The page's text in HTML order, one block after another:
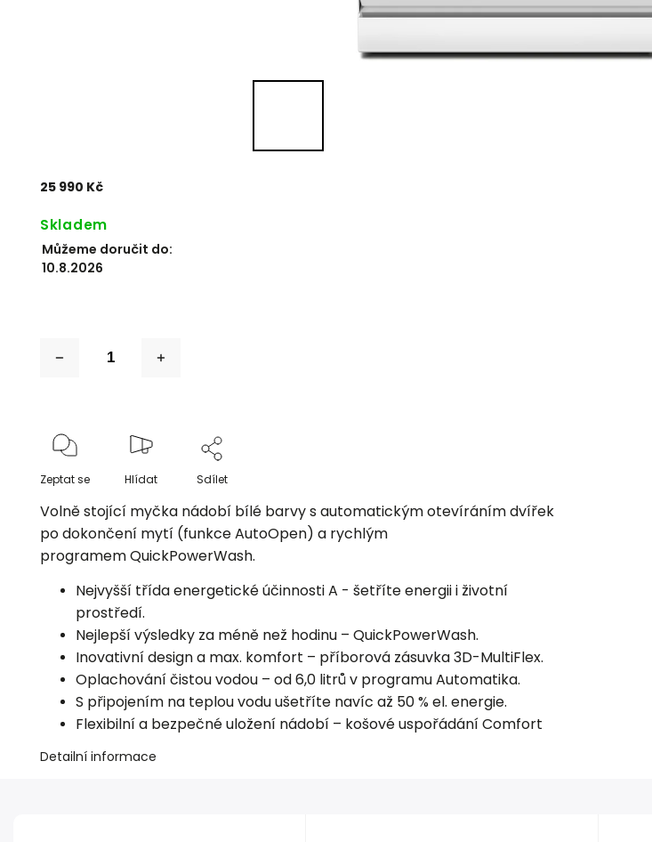
25 990 Kč
Skladem
Můžeme doručit do:
10.8.2026
Zeptat se Hlídat Sdílet
Volně stojící myčka nádobí bílé barvy s automatickým otevíráním dvířek
po dokončení mytí (funkce AutoOpen) a rychlým
programemQuickPowerWash.
Nejvyšší třída energetické účinnosti A - šetříte energii i životní
prostředí.
Nejlepší výsledky za méně než hodinu – QuickPowerWash.
Inovativní design a max. komfort – příborová zásuvka 3D-MultiFlex.
Oplachování čistou vodou – od 6,0 litrů v programu Automatika.
S připojením na teplou vodu ušetříte navíc až 50 % el. energie.
Flexibilní a bezpečné uložení nádobí – košové uspořádání Comfort
Detailní informace